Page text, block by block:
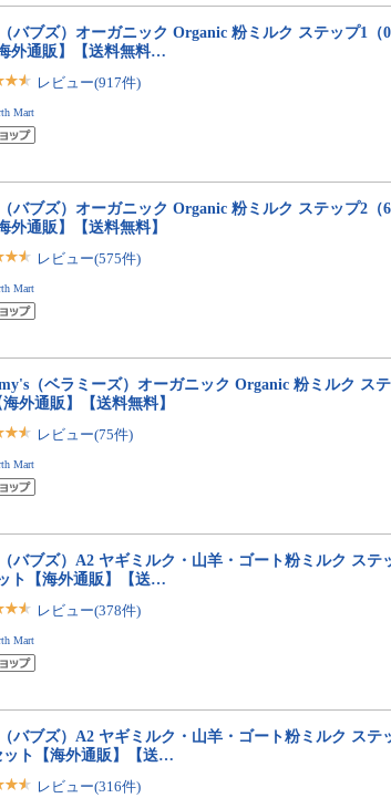
バブズ）オーガニック Organic 粉ミルク ステップ1（
外通販】【送料無料…
レビュー(917件)
Mart
バブズ）オーガニック Organic 粉ミルク ステップ2（
外通販】【送料無料】
レビュー(575件)
Mart
（ベラミーズ）オーガニック Organic 粉ミルク ス
外通販】【送料無料】
レビュー(75件)
Mart
バブズ）A2 ヤギミルク・山羊・ゴート粉ミルク ステ
ト【海外通販】【送…
レビュー(378件)
Mart
バブズ）A2 ヤギミルク・山羊・ゴート粉ミルク ステ
ット【海外通販】【送…
レビュー(316件)